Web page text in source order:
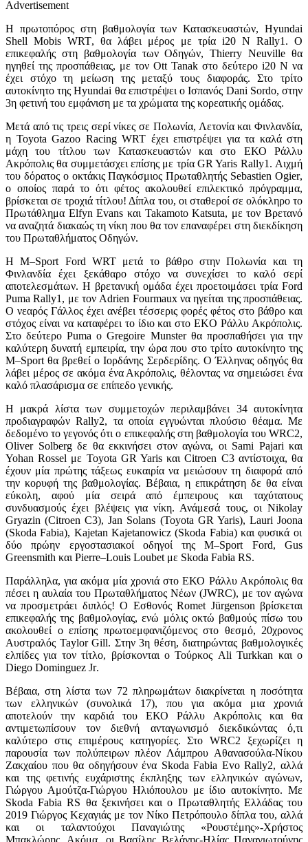
Advertisement
Η πρωτοπόρος στη βαθμολογία των Κατασκευαστών, Hyundai
Shell Mobis WRT, θα λάβει μέρος με τρία i20 N Rally1. Ο
επικεφαλής στη βαθμολογία των Οδηγών,Thierry Neuville θα
ηγηθεί της προσπάθειας, με τον Ott Tanak στο δεύτερο i20 Ν να
έχει στόχο τη μείωση της μεταξύ τους διαφοράς. Στο τρίτο
αυτοκίνητο τηςHyundai θα επιστρέψει ο Ισπανός Dani Sordo, στην
3η φετινή του εμφάνιση με τα χρώματα της κορεατικής ομάδας.
Μετά από τις τρεις σερί νίκες σε Πολωνία, Λετονία και Φινλανδία,
η Toyota Gazoo Racing WRT έχει επιστρέψει για τα καλά στη
μάχη του τίτλου των Κατασκευαστών και στο ΕΚΟ Ράλλυ
Ακρόπολις θα συμμετάσχει επίσης με τρία GR Yaris Rally1. Αιχμή
του δόρατος ο οκτάκις Παγκόσμιος Πρωταθλητής Sebastien Ogier,
ο οποίος παρά το ότι φέτος ακολουθεί επιλεκτικό πρόγραμμα,
βρίσκεται σε τροχιά τίτλου! Δίπλα του, οι σταθεροί σε ολόκληρο το
Πρωτάθλημα Elfyn Evans και Takamoto Katsuta, με τον Βρετανό
να αναζητά διακαώς τη νίκη που θα τον επαναφέρει στη διεκδίκηση
του Πρωταθλήματος Οδηγών.
H M–Sport Ford WRTμετά το βάθρο στην Πολωνία και τη
Φινλανδία έχει ξεκάθαρο στόχο να συνεχίσει το καλό σερί
αποτελεσμάτων. Η βρετανική ομάδα έχει προετοιμάσει τρία Ford
Puma Rally1, με τον Adrien Fourmauxνα ηγείται της προσπάθειας.
Ο νεαρός Γάλλος έχει ανέβει τέσσερις φορές φέτος στο βάθρο και
στόχος είναι να καταφέρει το ίδιο και στοEKO Ράλλυ Ακρόπολις.
Στο δεύτεροPuma οGregoire Munsterθα προσπαθήσει για την
καλύτερη δυνατή εμπειρία, την ώρα που στο τρίτο αυτοκίνητο της
M–Sport θα βρεθεί ο Ιορδάνης Σερδερίδης. Ο Έλληνας οδηγός θα
λάβει μέρος σε ακόμα ένα Ακρόπολις, θέλοντας να σημειώσει ένα
καλό πλασάρισμα σε επίπεδο γενικής.
Η μακρά λίστα των συμμετοχών περιλαμβάνει 34 αυτοκίνητα
προδιαγραφώνRally2, τα οποία εγγυώνται πλούσιο θέαμα. Με
δεδομένο το γεγονός ότι ο επικεφαλής στη βαθμολογία του WRC2,
Oliver Solbergδε θα εκκινήσει στον αγώνα, οι Sami Pajari και
Yohan Rossel με Toyota GR Yaris καιCitroen C3 αντίστοιχα, θα
έχουν μία πρώτης τάξεως ευκαιρία να μειώσουν τη διαφορά από
την κορυφή της βαθμολογίας. Βέβαια, η επικράτηση δε θα είναι
εύκολη, αφού μία σειρά από έμπειρους και ταχύτατους
συνδυασμούς έχει βλέψεις για νίκη. Ανάμεσά τους, οι Nikolay
Gryazin (Citroen C3),Jan Solans (Toyota GR Yaris), Lauri Joona
(Skoda Fabia), Kajetan Kajetanowicz (Skoda Fabia) και φυσικά οι
δύο πρώην εργοστασιακοί οδηγοί τηςM–Sport Ford,Gus
Greensmith και Pierre–Louis Loubet με Skoda Fabia RS.
Παράλληλα, για ακόμα μία χρονιά στο ΕΚΟ Ράλλυ Ακρόπολις θα
πέσει η αυλαία του Πρωταθλήματος Νέων (JWRC), με τον αγώνα
να προσμετράει διπλός! Ο ΕσθονόςRomet Jürgenson βρίσκεται
επικεφαλής της βαθμολογίας, ενώ μόλις οκτώ βαθμούς πίσω του
ακολουθεί ο επίσης πρωτοεμφανιζόμενος στο θεσμό, 20χρονος
Αυστραλός Taylor Gill. Στην 3η θέση, διατηρώντας βαθμολογικές
ελπίδες για τον τίτλο, βρίσκονται ο Τούρκος Ali Turkkan και ο
Diego Dominguez Jr.
Βέβαια, στη λίστα των 72 πληρωμάτων διακρίνεται η ποσότητα
των ελληνικών (συνολικά 17), που για ακόμα μια χρονιά
αποτελούν την καρδιά του ΕΚΟ Ράλλυ Ακρόπολις και θα
αντιμετωπίσουν τον διεθνή ανταγωνισμό διεκδικώντας ό,τι
καλύτερο στις επιμέρους κατηγορίες. ΣτοWRC2 ξεχωρίζει η
παρουσία των πολύπειρων πλέον Λάμπρου Αθανασούλα-Νίκου
Ζακχαίου που θα οδηγήσουν ένα Skoda Fabia Evo Rally2, αλλά
και της φετινής ευχάριστης έκπληξης των ελληνικών αγώνων,
Γιώργου Αμούτζα-Γιώργου Ηλιόπουλου με ίδιο αυτοκίνητο. Με
Skoda Fabia RS θα ξεκινήσει και ο Πρωταθλητής Ελλάδας του
2019 Γιώργος Κεχαγιάς με τον Νίκο Πετρόπουλο δίπλα του, αλλά
και οι ταλαντούχοι Παναγιώτης «Ρουστέμης»-Χρήστος
Μπακλώρης. Ακόμα, οι Βασίλης Βελάνης-Ηλίας Παναγιωτούνης